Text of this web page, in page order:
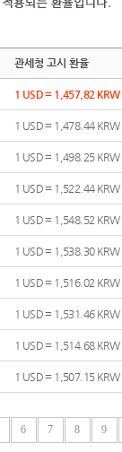
관세청 고시 환율
1 USD = 1,457.82 KRW
1 USD = 1,478.44 KRW
1 USD = 1,498.25 KRW
1 USD = 1,522.44 KRW
1 USD = 1,548.52 KRW
1 USD = 1,538.30 KRW
1 USD = 1,516.02 KRW
1 USD = 1,531.46 KRW
1 USD = 1,514.68 KRW
1 USD = 1,507.15 KRW
6 7 8 9